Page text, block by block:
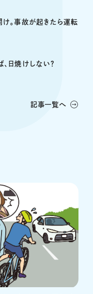
。事故が起きたら運転
日焼けしない？
記事一覧へ